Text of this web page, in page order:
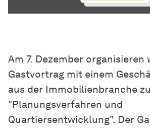
Am 7. Dezember organisieren
Gastvortrag mit einem
aus der Immobilienbranche
"Planungsverfahren und
Quartiersentwicklung". Der